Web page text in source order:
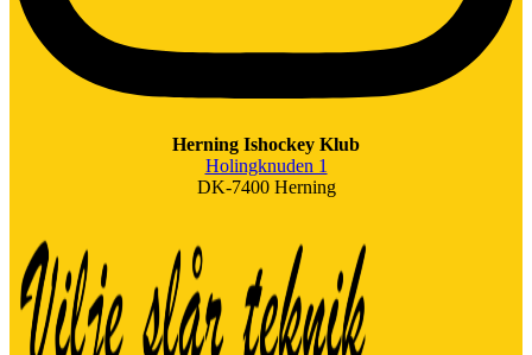
Herning Ishockey Klub
Holingknuden 1
DK-7400 Herning